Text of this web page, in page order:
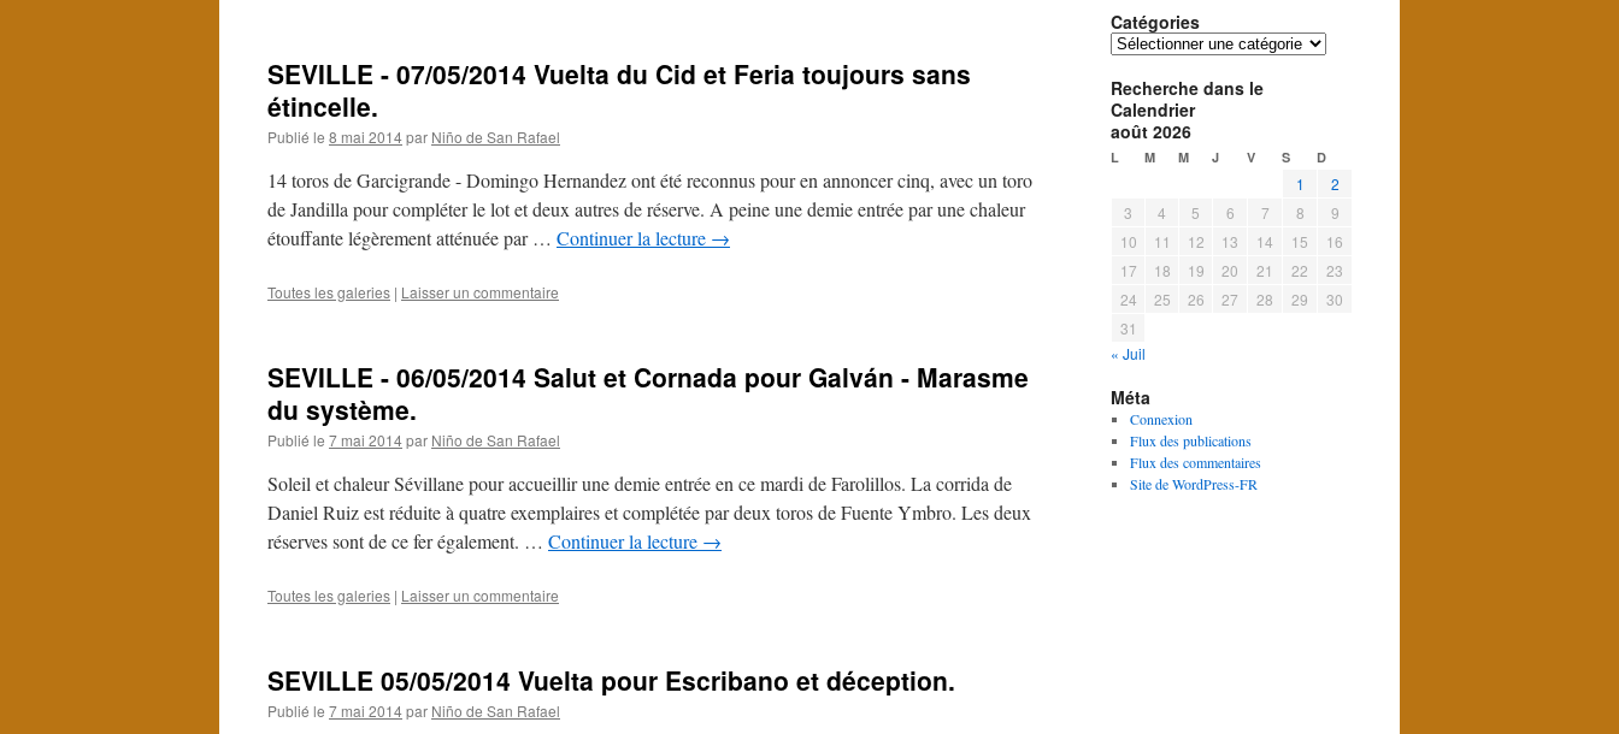
SEVILLE - 07/05/2014 Vuelta du Cid et Feria toujours sans
étincelle.
Publié le 8 mai 2014par Niño de San Rafael
14 toros de Garcigrande - Domingo Hernandez ont été reconnus pour en annoncer cinq, avec un toro
de Jandilla pour compléter le lot et deux autres de réserve. A peine une demie entrée par une chaleur
étouffante légèrement atténuée par … Continuer la lecture →
Toutes les galeries | Laisser un commentaire
SEVILLE - 06/05/2014 Salut et Cornada pour Galván - Marasme
du système.
Publié le 7 mai 2014par Niño de San Rafael
Soleil et chaleur Sévillane pour accueillir une demie entrée en ce mardi de Farolillos. La corrida de
Daniel Ruiz est réduite à quatre exemplaires et complétée par deux toros de Fuente Ymbro. Les deux
réserves sont de ce fer également. … Continuer la lecture →
Toutes les galeries | Laisser un commentaire
SEVILLE 05/05/2014 Vuelta pour Escribano et déception.
Publié le 7 mai 2014par Niño de San Rafael
Catégories
Catégories
Recherche dans le
Calendrier
août 2026
L M M J V S D
1
2
3
4 5 6 7 8
9
10
11 12 13 14 15
16
17
18 19 20 21 22
23
24
25 26 27 28 29
30
31
« Juil
Méta
Connexion
Flux des publications
Flux des commentaires
Site de WordPress-FR